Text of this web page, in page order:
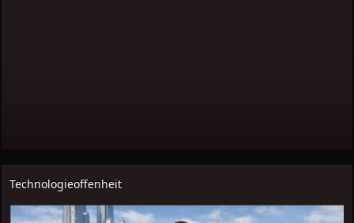
Technologieoffenheit